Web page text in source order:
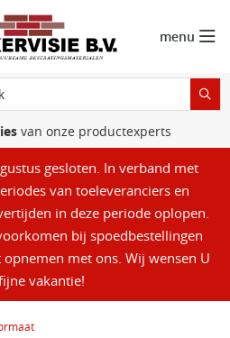
menu
van onze productexperts
gesloten. In verband met
van toeleveranciers en
in deze periode oplopen.
bij spoedbestellingen
met ons. Wij wensen U
vakantie!